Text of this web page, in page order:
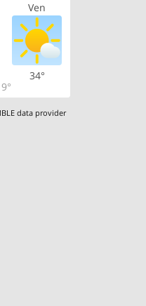
Ven
34°
data provider